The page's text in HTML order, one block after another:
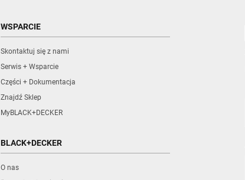
WSPARCIE
Skontaktuj się z nami
Serwis + Wsparcie
Części + Dokumentacja
Znajdź Sklep
MyBLACK+DECKER
BLACK+DECKER
O nas